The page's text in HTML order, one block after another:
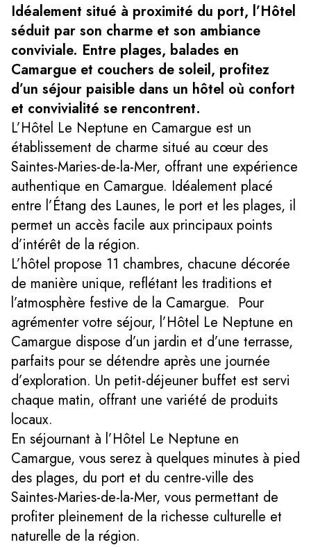
Idéalement situé à proximité du port, l’Hôtel
séduit par son charme et son ambiance
conviviale. Entre plages, balades en
Camargue et couchers de soleil, profitez
d’un séjour paisible dans un hôtel où confort
et convivialité se rencontrent.
L’Hôtel Le Neptune en Camargue est un
établissement de charme situé au cœur des
Saintes-Maries-de-la-Mer, offrant une expérience
authentique en Camargue. Idéalement placé
entre l’Étang des Launes, le port et les plages, il
permet un accès facile aux principaux points
d’intérêt de la région.
L’hôtel propose 11 chambres, chacune décorée
de manière unique, reflétant les traditions et
l’atmosphère festive de la Camargue. Pour
agrémenter votre séjour, l’Hôtel Le Neptune en
Camargue dispose d’un jardin et d’une terrasse,
parfaits pour se détendre après une journée
d’exploration. Un petit-déjeuner buffet est servi
chaque matin, offrant une variété de produits
locaux.
En séjournant à l’Hôtel Le Neptune en
Camargue, vous serez à quelques minutes à pied
des plages, du port et du centre-ville des
Saintes-Maries-de-la-Mer, vous permettant de
profiter pleinement de la richesse culturelle et
naturelle de la région.